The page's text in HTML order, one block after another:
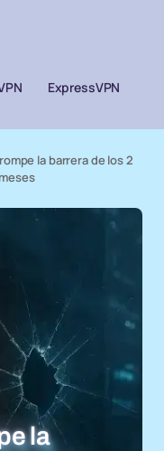
ExpressVPN
la barrera de los 2
la